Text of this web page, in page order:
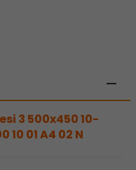
3 500x450 10-
01 A4 02 N